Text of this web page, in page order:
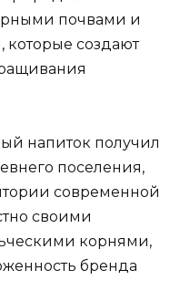
почвами и
которые создают
напиток получил
поселения,
современной
своими
корнями,
бренда